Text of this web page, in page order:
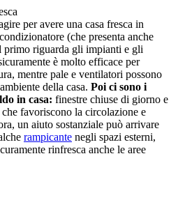
per avere una casa fresca in
(che presenta anche
riguarda gli impianti e gli
è molto efficace per
mentre pale e ventilatori possono
della casa. Poi ci sono i
in casa: finestre chiuse di giorno e
favoriscono la circolazione e
un aiuto sostanziale può arrivare
rampicante negli spazi esterni,
rinfresca anche le aree